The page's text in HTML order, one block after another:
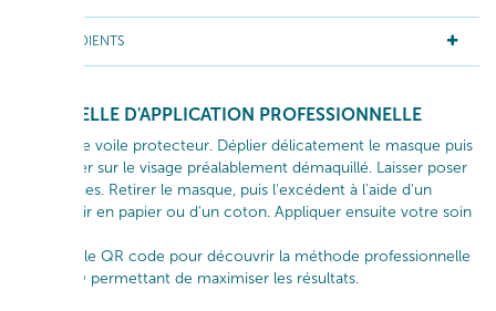
INGRÉDIENTS
GESTUELLE D'APPLICATION PROFESSIONNELLE
Enlever le voile protecteur. Déplier délicatement le masque puis
l’appliquer sur le visage préalablement démaquillé. Laisser poser
10 minutes. Retirer le masque, puis l'excédent à l'aide d'un
mouchoir en papier ou d'un coton. Appliquer ensuite votre soin
Scanner le QR code pour découvrir la méthode professionnelle
THALGO permettant de maximiser les résultats.